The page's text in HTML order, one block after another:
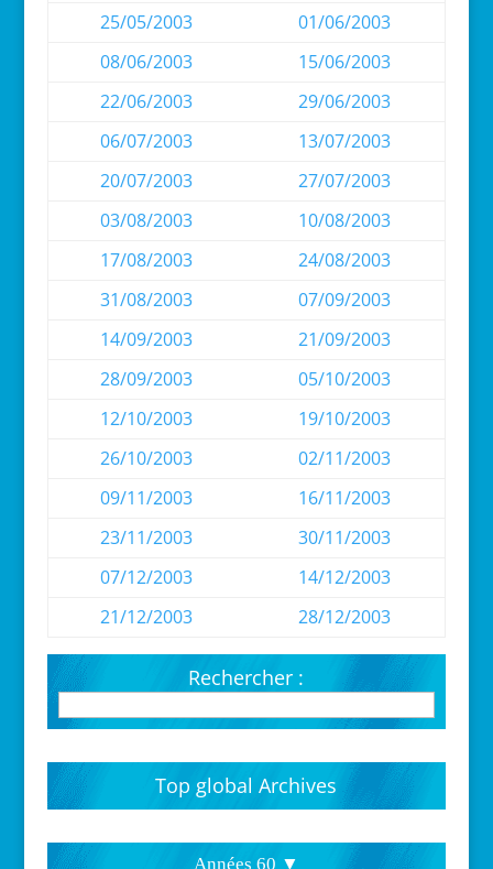
25/05/2003
01/06/2003
08/06/2003
15/06/2003
22/06/2003
29/06/2003
06/07/2003
13/07/2003
20/07/2003
27/07/2003
03/08/2003
10/08/2003
17/08/2003
24/08/2003
31/08/2003
07/09/2003
14/09/2003
21/09/2003
28/09/2003
05/10/2003
12/10/2003
19/10/2003
26/10/2003
02/11/2003
09/11/2003
16/11/2003
23/11/2003
30/11/2003
07/12/2003
14/12/2003
21/12/2003
28/12/2003
Rechercher :
Top global Archives
Années 60 ▼